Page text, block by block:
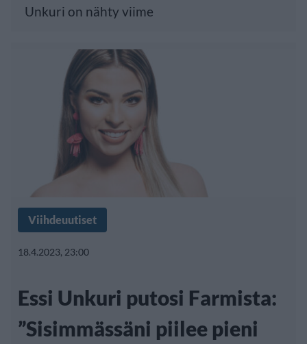
Unkuri on nähty viime
Viihdeuutiset
18.4.2023, 23:00
Essi Unkuri putosi Farmista:
”Sisimmässäni piilee pieni